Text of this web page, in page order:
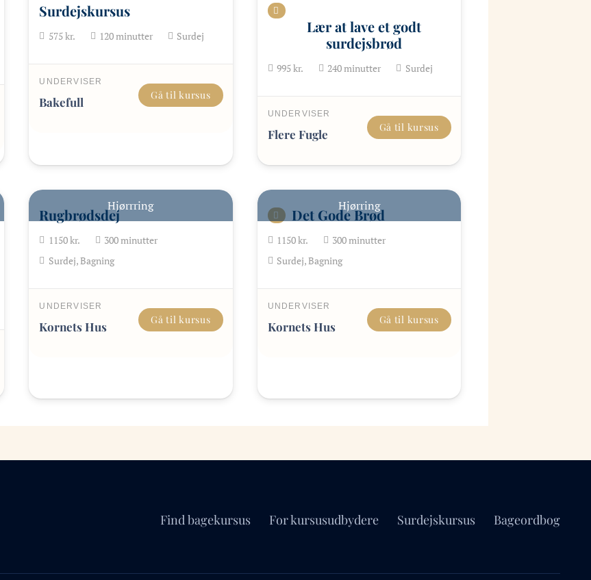
Surdejskursus
575kr. 120minutter Surdej
UNDERVISER
Bakefull Gå til kursus
Lær at lave et godt
surdejsbrød
995kr. 240minutter Surdej
UNDERVISER
Flere Fugle Gå til kursus
Hjørrring
Rugbrødsdej
1150kr. 300minutter
Surdej, Bagning
UNDERVISER
Kornets Hus Gå til kursus
Hjørring
Det Gode Brød
1150kr. 300minutter
Surdej, Bagning
UNDERVISER
Kornets Hus Gå til kursus
Find bagekursus For kursusudbydere Surdejskursus Bageordbog